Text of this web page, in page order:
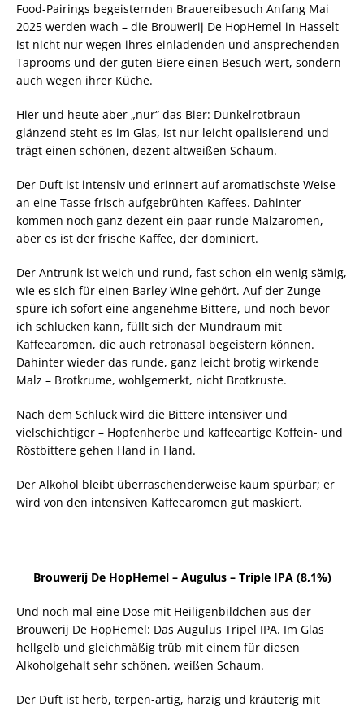
Food-Pairings begeisternden Brauereibesuch Anfang Mai
2025 werden wach – die Brouwerij De HopHemel in Hasselt
ist nicht nur wegen ihres einladenden und ansprechenden
Taprooms und der guten Biere einen Besuch wert, sondern
auch wegen ihrer Küche.
Hier und heute aber „nur“ das Bier: Dunkelrotbraun
glänzend steht es im Glas, ist nur leicht opalisierend und
trägt einen schönen, dezent altweißen Schaum.
Der Duft ist intensiv und erinnert auf aromatischste Weise
an eine Tasse frisch aufgebrühten Kaffees. Dahinter
kommen noch ganz dezent ein paar runde Malzaromen,
aber es ist der frische Kaffee, der dominiert.
Der Antrunk ist weich und rund, fast schon ein wenig sämig,
wie es sich für einen Barley Wine gehört. Auf der Zunge
spüre ich sofort eine angenehme Bittere, und noch bevor
ich schlucken kann, füllt sich der Mundraum mit
Kaffeearomen, die auch retronasal begeistern können.
Dahinter wieder das runde, ganz leicht brotig wirkende
Malz – Brotkrume, wohlgemerkt, nicht Brotkruste.
Nach dem Schluck wird die Bittere intensiver und
vielschichtiger – Hopfenherbe und kaffeeartige Koffein- und
Röstbittere gehen Hand in Hand.
Der Alkohol bleibt überraschenderweise kaum spürbar; er
wird von den intensiven Kaffeearomen gut maskiert.
Brouwerij De HopHemel – Augulus – Triple IPA (8,1%)
Und noch mal eine Dose mit Heiligenbildchen aus der
Brouwerij De HopHemel: Das Augulus Tripel IPA. Im Glas
hellgelb und gleichmäßig trüb mit einem für diesen
Alkoholgehalt sehr schönen, weißen Schaum.
Der Duft ist herb, terpen-artig, harzig und kräuterig mit